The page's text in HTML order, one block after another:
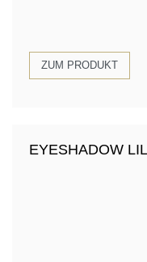
ZUM PRODUKT
EYESHADOW